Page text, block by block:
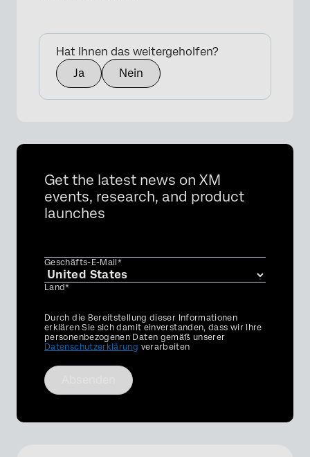
Hat Ihnen das weitergeholfen?
Ja
Nein
Get the latest news on XM
events, research, and product
launches
Geschäfts-E-Mail*
Land*
Privacy
Optin
Durch die Bereitstellung dieser Informationen
erklären Sie sich damit einverstanden, dass wir Ihre
personenbezogenen Daten gemäß unserer
Datenschutzerklärung verarbeiten